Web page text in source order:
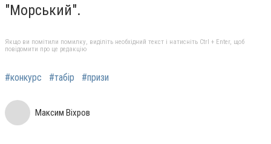
"Морський".
Якщо ви помітили помилку, виділіть необхідний текст і натисніть Ctrl + Enter, щоб
повідомити про це редакцію
#конкурс #табір #призи
Максим Віхров